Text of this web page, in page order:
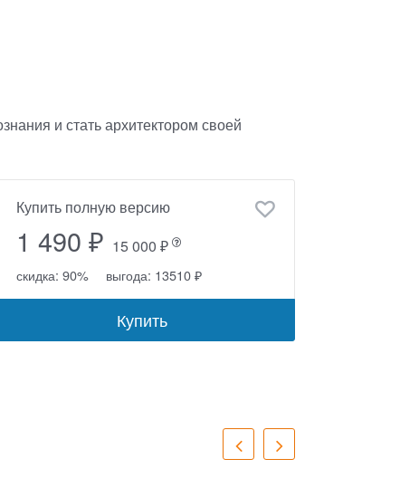
и стать архитектором своей
Купить полную версию
1 490 ₽ 15 000 ₽
скидка: 90% выгода: 13510 ₽
Купить